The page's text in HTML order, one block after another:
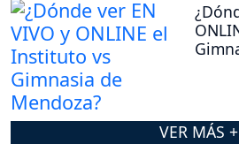
VER MÁS +